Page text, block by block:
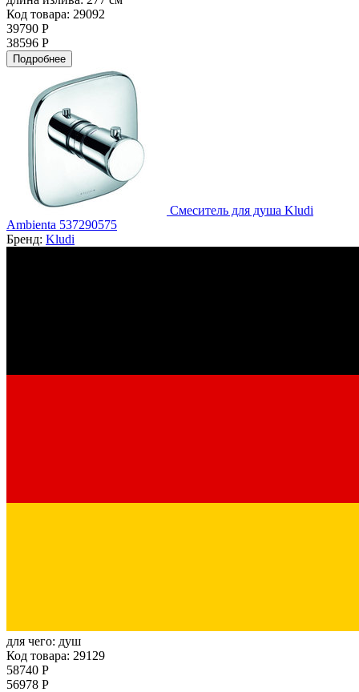
Код товара: 29092
39790 Р
38596 Р
Подробнее
Смеситель для душа Kludi
Ambienta 537290575
Бренд: Kludi
для чего: душ
Код товара: 29129
58740 Р
56978 Р